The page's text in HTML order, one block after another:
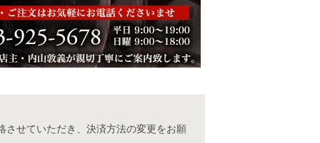
せていただき、決済方法の変更をお願